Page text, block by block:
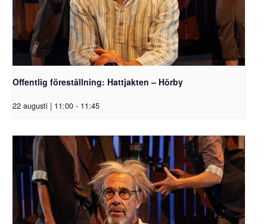
Offentlig föreställning: Hattjakten – Hörby
22 augusti | 11:00 - 11:45